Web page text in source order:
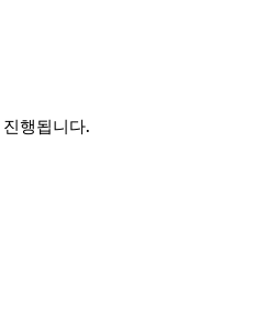
행됩니다.